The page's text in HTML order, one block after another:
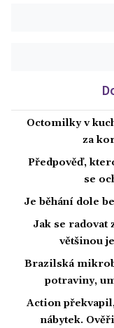
Octomilky v
za
Předpověď,
se
Je běhání dole
Jak se radovat
většinou
Brazilská
potraviny,
Action
nábytek.